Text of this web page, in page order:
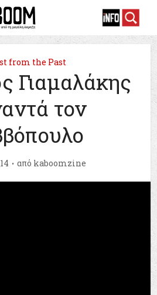
from the Past
Γιαμαλάκης
τον
από kaboomzine